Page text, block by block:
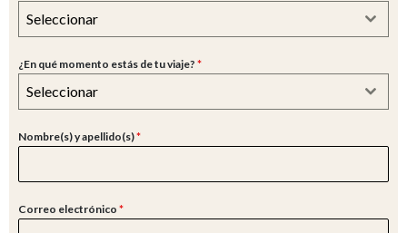
Seleccionar
¿En qué momento estás de tu viaje? *
Seleccionar
Nombre(s) y apellido(s)*
Correo electrónico *